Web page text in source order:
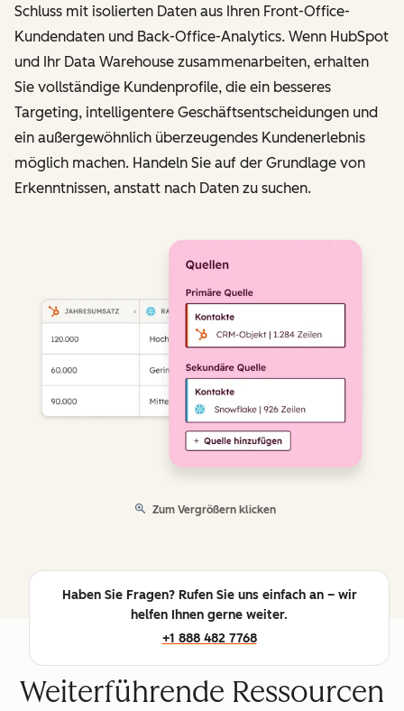
Schluss mit isolierten Daten aus Ihren Front-Office-
Kundendaten und Back-Office-Analytics. Wenn HubSpot
und Ihr Data Warehouse zusammenarbeiten, erhalten
Sie vollständige Kundenprofile, die ein besseres
Targeting, intelligentere Geschäftsentscheidungen und
ein außergewöhnlich überzeugendes Kundenerlebnis
möglich machen. Handeln Sie auf der Grundlage von
Erkenntnissen, anstatt nach Daten zu suchen.
Zum Vergrößern klicken
Haben Sie Fragen? Rufen Sie uns einfach an – wir
helfen Ihnen gerne weiter.
+1 888 482 7768
Weiterführende Ressourcen